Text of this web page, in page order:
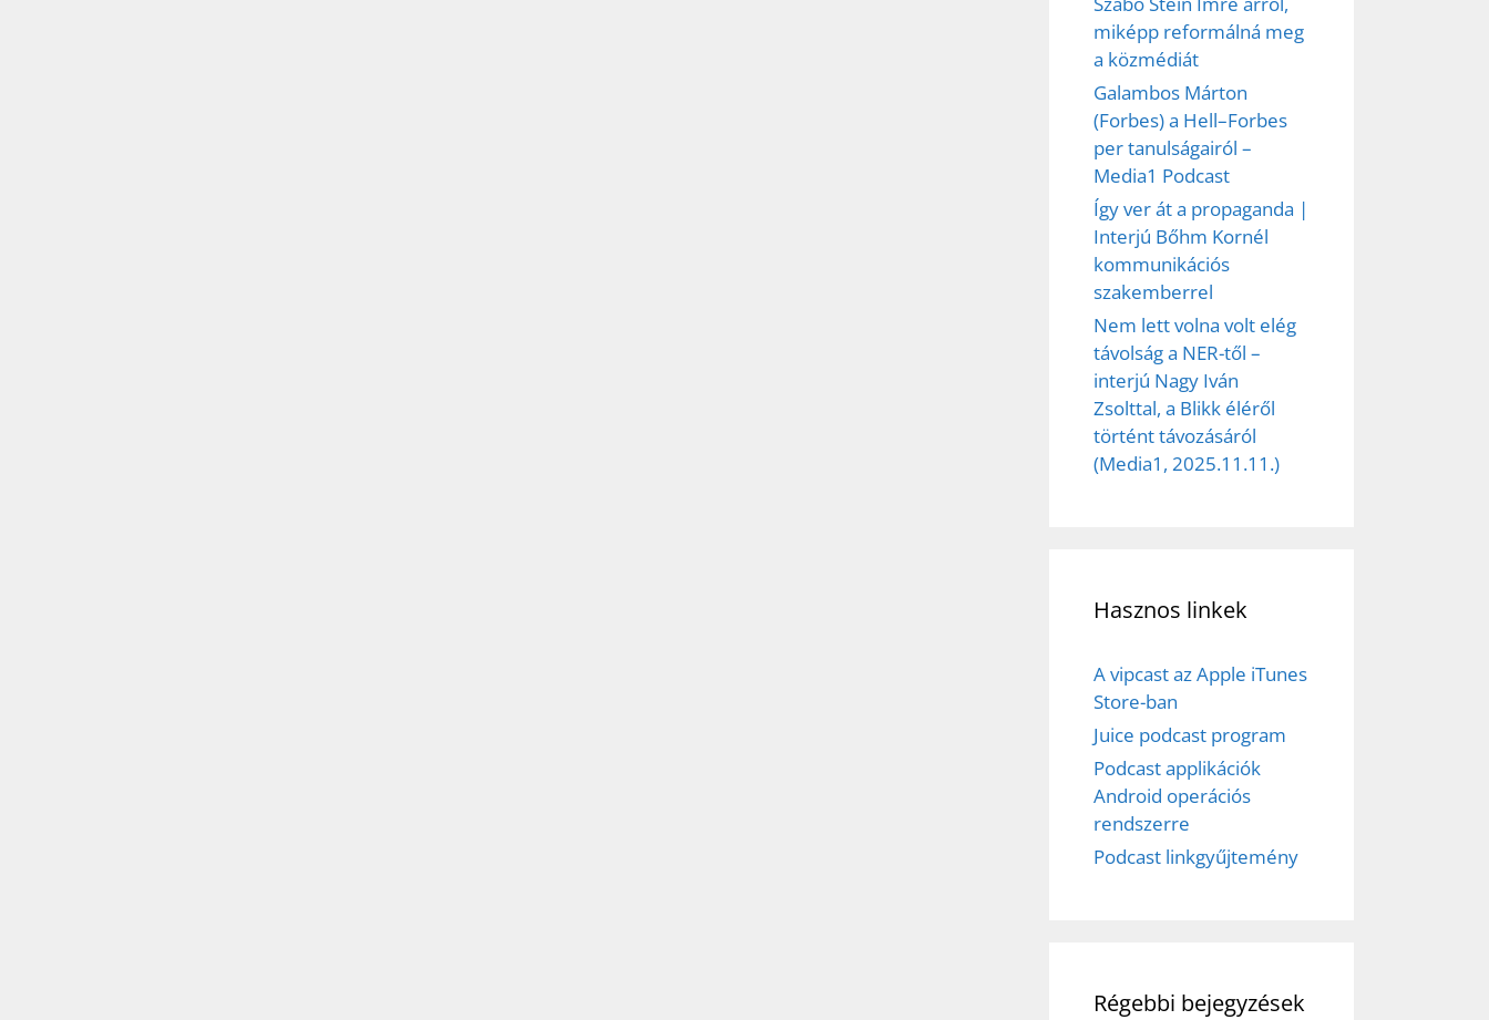
miképp reformálná meg
a közmédiát
Galambos Márton
(Forbes) a Hell–Forbes
per tanulságairól –
Media1 Podcast
Így ver át a propaganda |
Interjú Bőhm Kornél
kommunikációs
szakemberrel
Nem lett volna volt elég
távolság a NER-től –
interjú Nagy Iván
Zsolttal, a Blikk éléről
történt távozásáról
(Media1, 2025.11.11.)
Hasznos linkek
A vipcast az Apple iTunes
Store-ban
Juice podcast program
Podcast applikációk
Android operációs
rendszerre
Podcast linkgyűjtemény
Régebbi bejegyzések